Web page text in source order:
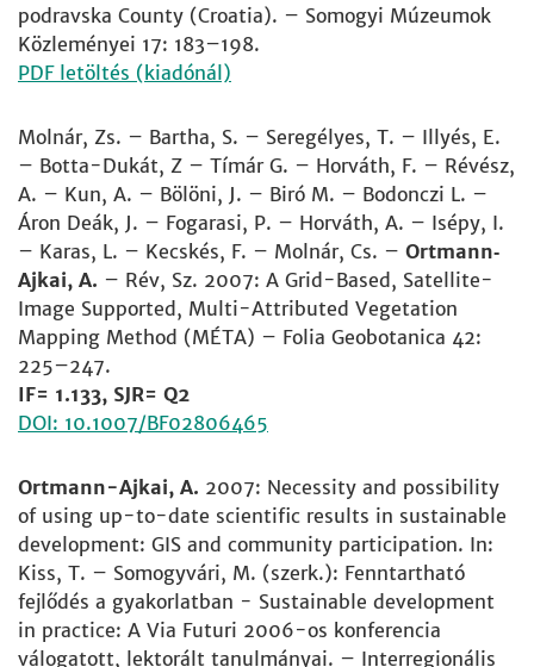
podravska County (Croatia). – Somogyi Múzeumok
Közleményei 17: 183–198.
PDF letöltés (kiadónál)
Molnár, Zs. – Bartha, S. – Seregélyes, T. – Illyés, E.
– Botta-Dukát, Z – Tímár G. – Horváth, F. – Révész,
A. – Kun, A. – Bölöni, J. – Biró M. – Bodonczi L. –
Áron Deák, J. – Fogarasi, P. – Horváth, A. – Isépy, I.
– Karas, L. – Kecskés, F. – Molnár, Cs. – Ortmann‐
Ajkai, A. – Rév, Sz. 2007: A Grid-Based, Satellite-
Image Supported, Multi-Attributed Vegetation
Mapping Method (MÉTA) – Folia Geobotanica 42:
225–247.
IF= 1.133, SJR= Q2
DOI: 10.1007/BF02806465
Ortmann-Ajkai, A. 2007: Necessity and possibility
of using up-to-date scientific results in sustainable
development: GIS and community participation. In:
Kiss, T. – Somogyvári, M. (szerk.): Fenntartható
fejlődés a gyakorlatban - Sustainable development
in practice: A Via Futuri 2006-os konferencia
válogatott, lektorált tanulmányai. – Interregionális